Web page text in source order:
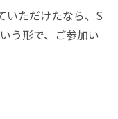
いただけたなら、S
う形で、ご参加い